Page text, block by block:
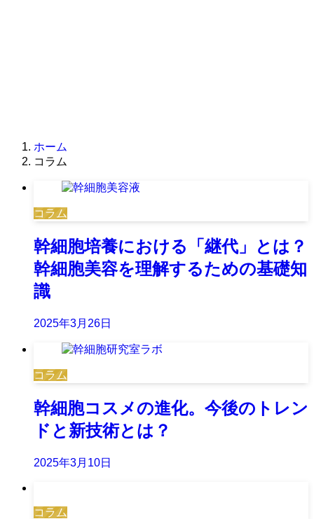
ホーム
コラム
コラム
幹細胞培養における「継代」とは？
幹細胞美容を理解するための基礎知
識
2025年3月26日
コラム
幹細胞コスメの進化。今後のトレン
ドと新技術とは？
2025年3月10日
コラム